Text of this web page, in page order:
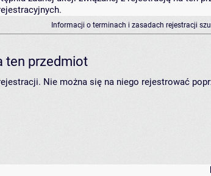
Informacji o terminach i zasadach rejestracji
ten przedmiot
Nie można się na niego rejestrować